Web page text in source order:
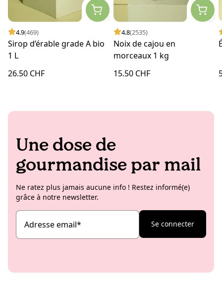
4.9(469)
Sirop d’érable grade A bio
1 L
26.50 CHF
4.8(2535)
Noix de cajou en
morceaux 1 kg
15.50 CHF
Une dose de
gourmandise par mail
Ne ratez plus jamais aucune info ! Restez informé(e)
grâce à notre newsletter.
Adresse email* Se connecter